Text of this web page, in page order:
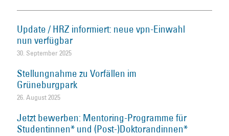
Update / HRZ informiert: neue vpn-Einwahl
nun verfügbar
30. September 2025
Stellungnahme zu Vorfällen im
Grüneburgpark
26. August 2025
Jetzt bewerben: Mentoring-Programme für
Studentinnen* und (Post-)Doktorandinnen*